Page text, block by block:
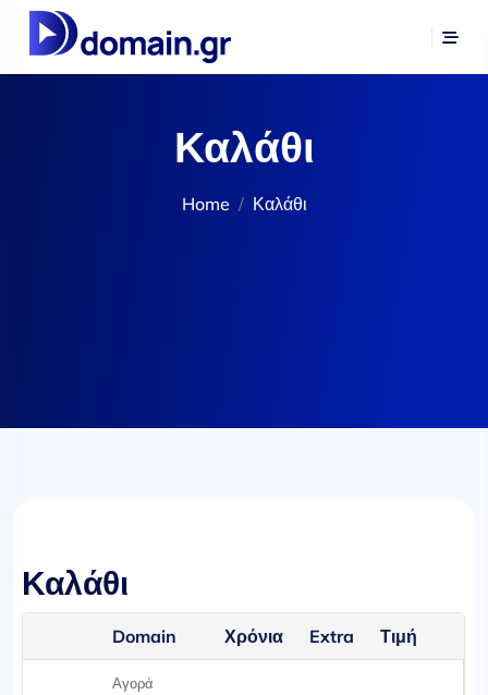
Καλάθι
Home Καλάθι
Καλάθι
Domain Χρόνια Extra Τιμή
Αγορά